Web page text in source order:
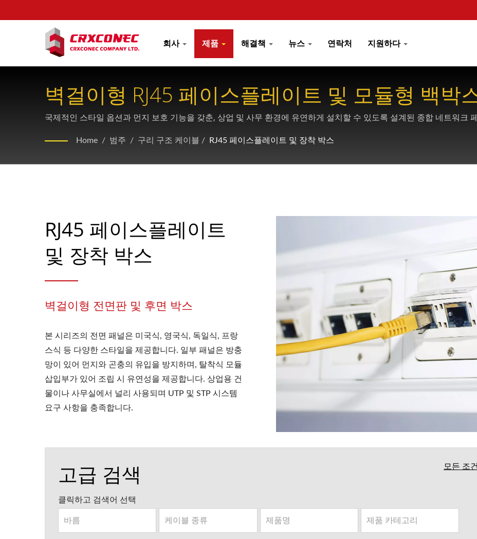
회사 제품 해결책 뉴스 연락처 지원하다
벽걸이형 RJ45 페이스플레이트 및 모듈형 백박
국제적인 스타일 옵션과 먼지 보호 기능을 갖춘, 상업 및 사무 환경에 유연하게 설치할 수 있도록 설계된 종합 네트워크
Home / 범주 / 구리 구조 케이블 / RJ45 페이스플레이트 및 장착 박스
RJ45 페이스플레이트
및 장착 박스
벽걸이형 전면판 및 후면 박스
본 시리즈의 전면 패널은 미국식, 영국식, 독일식, 프랑
스식 등 다양한 스타일을 제공합니다. 일부 패널은 방충
망이 있어 먼지와 곤충의 유입을 방지하며, 탈착식 모듈
삽입부가 있어 조립 시 유연성을 제공합니다. 상업용 건
물이나 사무실에서 널리 사용되며 UTP 및 STP 시스템
요구 사항을 충족합니다.
모든 조건
고급 검색
클릭하고 검색어 선택